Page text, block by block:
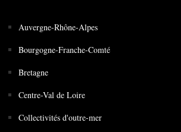
Auvergne-Rhône-Alpes
Bourgogne-Franche-Comté
Bretagne
Centre-Val de Loire
Collectivités d'outre-mer